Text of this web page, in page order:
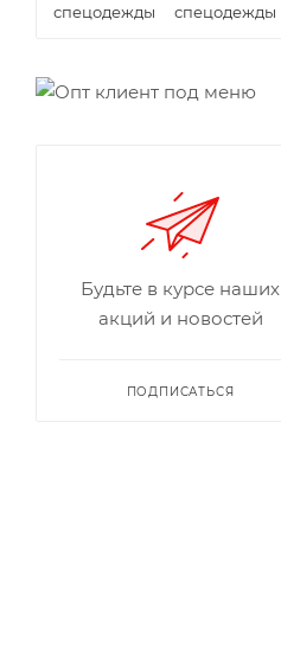
спецодежды
Будьте в курсе наших
акций и новостей
ПОДПИСАТЬСЯ